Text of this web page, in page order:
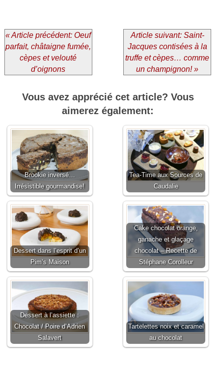
« Article précédent: Oeuf
parfait, châtaigne fumée,
cèpes et velouté
d’oignons
Article suivant: Saint-
Jacques contisées à la
truffe et cèpes… comme
un champignon! »
Vous avez apprécié cet article? Vous
aimerez également:
Brookie inversé…
Irrésistible gourmandise!
Tea-Time aux Sources de
Caudalie
Dessert dans l’esprit d’un
Pim’s Maison
Cake chocolat orange,
ganache et glaçage
chocolat – Recette de
Stéphane Corolleur
Dessert à l’assiette :
Chocolat / Poire d’Adrien
Salavert
Tartelettes noix et caramel
au chocolat